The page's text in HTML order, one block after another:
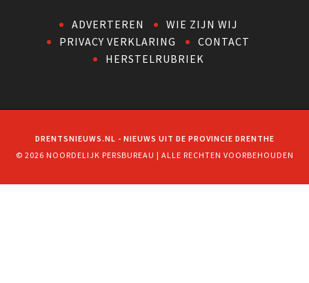
ADVERTEREN
WIE ZIJN WIJ
PRIVACY VERKLARING
CONTACT
HERSTELRUBRIEK
DRENTSNIEUWS.NL - NIEUWS UIT DE PROVINCIE DRENTHE
© 2026 NOORDELIJK PERSBUREAU | ALLE RECHTEN VOORBEHOUDEN